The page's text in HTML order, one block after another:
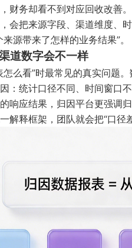
财务却看不到对应回收改善
会把来源字段、渠道维度、
源带来了怎样的业务结果”。
道数字会不一样
么看”时最常见的真实问题
：统计口径不同、时间窗口
响应结果，归因平台更强调
解释框架，团队就会把“口径